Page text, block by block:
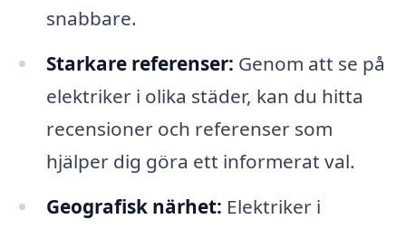
snabbare.
Starkare referenser: Genom att se på
elektriker i olika städer, kan du hitta
recensioner och referenser som
hjälper dig göra ett informerat val.
Geografisk närhet: Elektriker i